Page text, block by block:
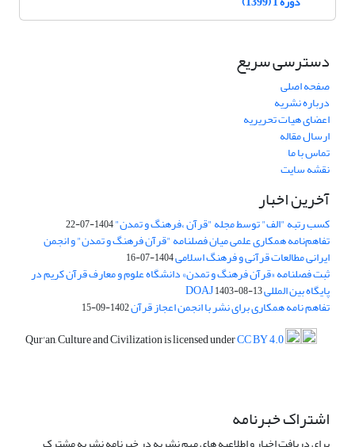
دسترسی سریع
صفحه اصلی
درباره نشریه
اعضای هیات تحریریه
ارسال مقاله
تماس با ما
نقشه سایت
آخرین اخبار
کسب رتبه "الف" توسط مجله "قرآن ،فرهنگ و تمدن"1404-07-22
تفاهم‌نامه همکاری علمی میان فصلنامه "قرآن فرهنگ و تمدن" و انجمن
ایرانی مطالعات قرآنی و فرهنگ اسلامی1404-07-16
ثبت فصلنامه «قرآن فرهنگ و تمدن» دانشگاه علوم و معارف قرآن کریم در
پایگاه بین المللی DOAJ1403-08-13
تفاهم نامه همکاری برای نشر با انجمن اعجاز قرآن1402-09-15
Qur'an, Culture and Civilization is licensed underCC BY 4.0
اشتراک خبرنامه